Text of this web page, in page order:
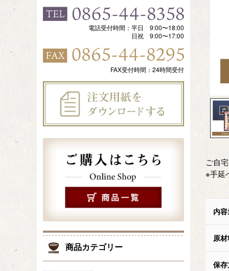
ご自
※手延
内
原
保
電話受付時間：平日 9:00〜18:00
日祝 9:00〜17:00
FAX受付時間：24時間受付
商品カテゴリー